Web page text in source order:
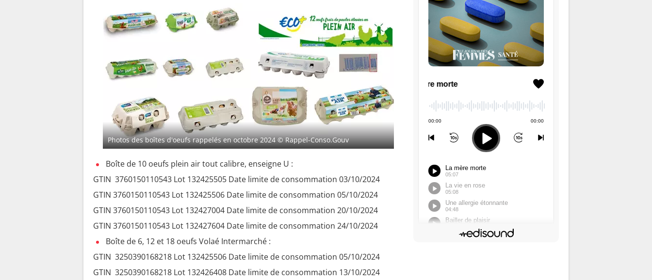
Photos des boîtes d'oeufs rappelés en octobre 2024© Rappel-Conso.Gouv
Boîte de 10 oeufs plein air tout calibre, enseigne U :
GTIN 3760150110543 Lot 132425505 Date limite de consommation 03/10/2024
GTIN 3760150110543 Lot 132425506 Date limite de consommation 05/10/2024
GTIN 3760150110543 Lot 132427004 Date limite de consommation 20/10/2024
GTIN 3760150110543 Lot 132427604 Date limite de consommation 24/10/2024
Boîte de 6, 12 et 18 oeufs Volaé Intermarché :
GTIN 3250390168218 Lot 132425506 Date limite de consommation 05/10/2024
GTIN 3250390168218 Lot 132426408 Date limite de consommation 13/10/2024